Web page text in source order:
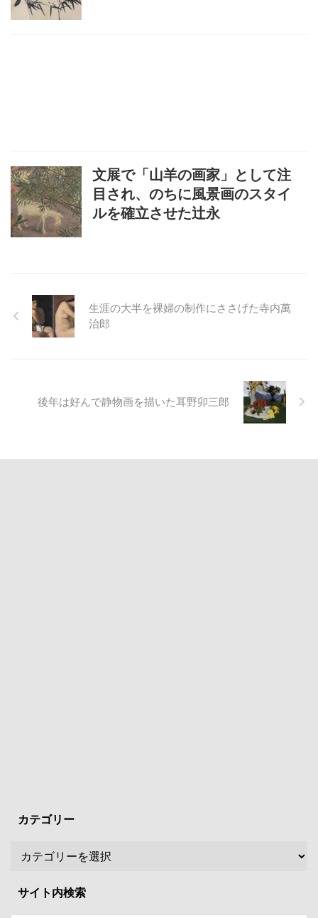
文展で「山羊の画家」として注
目され、のちに風景画のスタイ
ルを確立させた辻永
生涯の大半を裸婦の制作にささげた寺内萬
治郎
後年は好んで静物画を描いた耳野卯三郎
カテゴリー
サイト内検索